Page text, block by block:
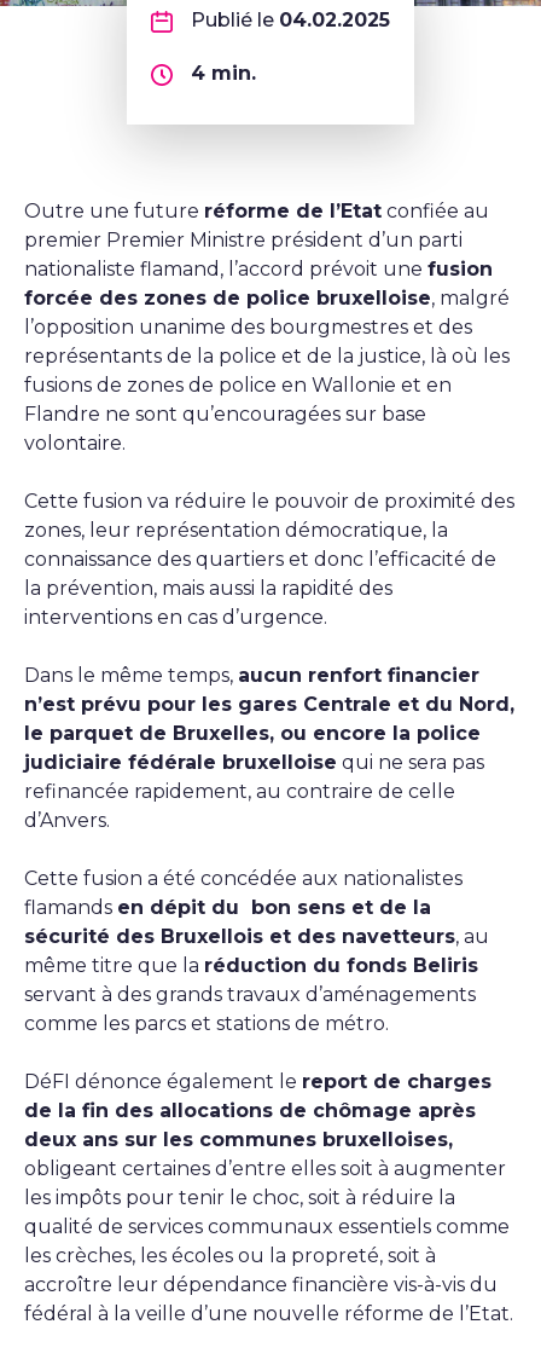
Publié le 04.02.2025
4 min.
Outre une future réforme de l’Etat confiée au
premier Premier Ministre président d’un parti
nationaliste flamand, l’accord prévoit une fusion
forcée des zones de police bruxelloise, malgré
l’opposition unanime des bourgmestres et des
représentants de la police et de la justice, là où les
fusions de zones de police en Wallonie et en
Flandre ne sont qu’encouragées sur base
volontaire.
Cette fusion va réduire le pouvoir de proximité des
zones, leur représentation démocratique, la
connaissance des quartiers et donc l’efficacité de
la prévention, mais aussi la rapidité des
interventions en cas d’urgence.
Dans le même temps, aucun renfort financier
n’est prévu pour les gares Centrale et du Nord,
le parquet de Bruxelles, ou encore la police
judiciaire fédérale bruxelloise qui ne sera pas
refinancée rapidement, au contraire de celle
d’Anvers.
Cette fusion a été concédée aux nationalistes
flamands en dépit du bon sens et de la
sécurité des Bruxellois et des navetteurs, au
même titre que la réduction du fonds Beliris
servant à des grands travaux d’aménagements
comme les parcs et stations de métro.
DéFI dénonce également le report de charges
de la fin des allocations de chômage après
deux ans sur les communes bruxelloises,
obligeant certaines d’entre elles soit à augmenter
les impôts pour tenir le choc, soit à réduire la
qualité de services communaux essentiels comme
les crèches, les écoles ou la propreté, soit à
accroître leur dépendance financière vis-à-vis du
fédéral à la veille d’une nouvelle réforme de l’Etat.